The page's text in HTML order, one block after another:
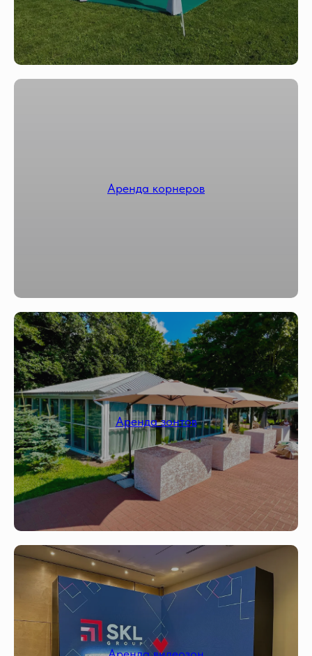
Аренда корнеров
Аренда зонтов